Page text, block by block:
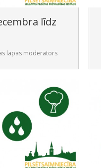
līdz
lapas moderators